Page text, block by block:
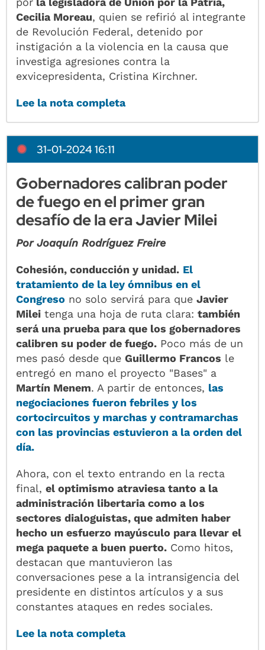
Cecilia Moreau, quien se refirió al integrante
de Revolución Federal, detenido por
instigación a la violencia en la causa que
investiga agresiones contra la
exvicepresidenta, Cristina Kirchner.
Lee la nota completa
31-01-2024 16:11
Gobernadores calibran poder
de fuego en el primer gran
desafío de la era Javier Milei
Por Joaquín Rodríguez Freire
Cohesión, conducción y unidad. El
tratamiento de la ley ómnibus en el
Congreso no solo servirá para queJavier
Milei tenga una hoja de ruta clara:también
será una prueba para que los gobernadores
calibren su poder de fuego. Poco más de un
mes pasó desde queGuillermo Francos le
entregó en mano el proyecto "Bases" a
Martín Menem. A partir de entonces, las
negociaciones fueron febriles y los
cortocircuitos y marchas y contramarchas
con las provincias estuvieron a la orden del
día.
Ahora, con el texto entrando en la recta
final,el optimismo atraviesa tanto a la
administración libertaria como a los
sectores dialoguistas, que admiten haber
hecho un esfuerzo mayúsculo para llevar el
mega paquete a buen puerto. Como hitos,
destacan que mantuvieron las
conversaciones pese a la intransigencia del
presidente en distintos artículos y a sus
constantes ataques en redes sociales.
Lee la nota completa